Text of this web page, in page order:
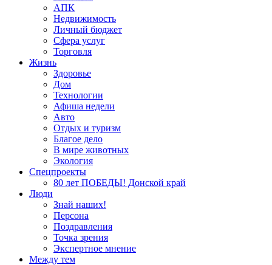
АПК
Недвижимость
Личный бюджет
Сфера услуг
Торговля
Жизнь
Здоровье
Дом
Технологии
Афиша недели
Авто
Отдых и туризм
Благое дело
В мире животных
Экология
Спецпроекты
80 лет ПОБЕДЫ! Донской край
Люди
Знай наших!
Персона
Поздравления
Точка зрения
Экспертное мнение
Между тем